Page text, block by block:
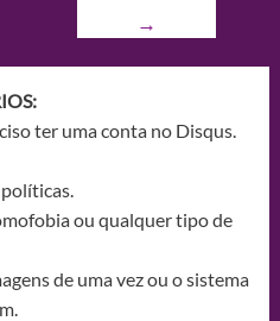
→
ter uma conta no Disqus.
ou qualquer tipo de
de uma vez ou o sistema